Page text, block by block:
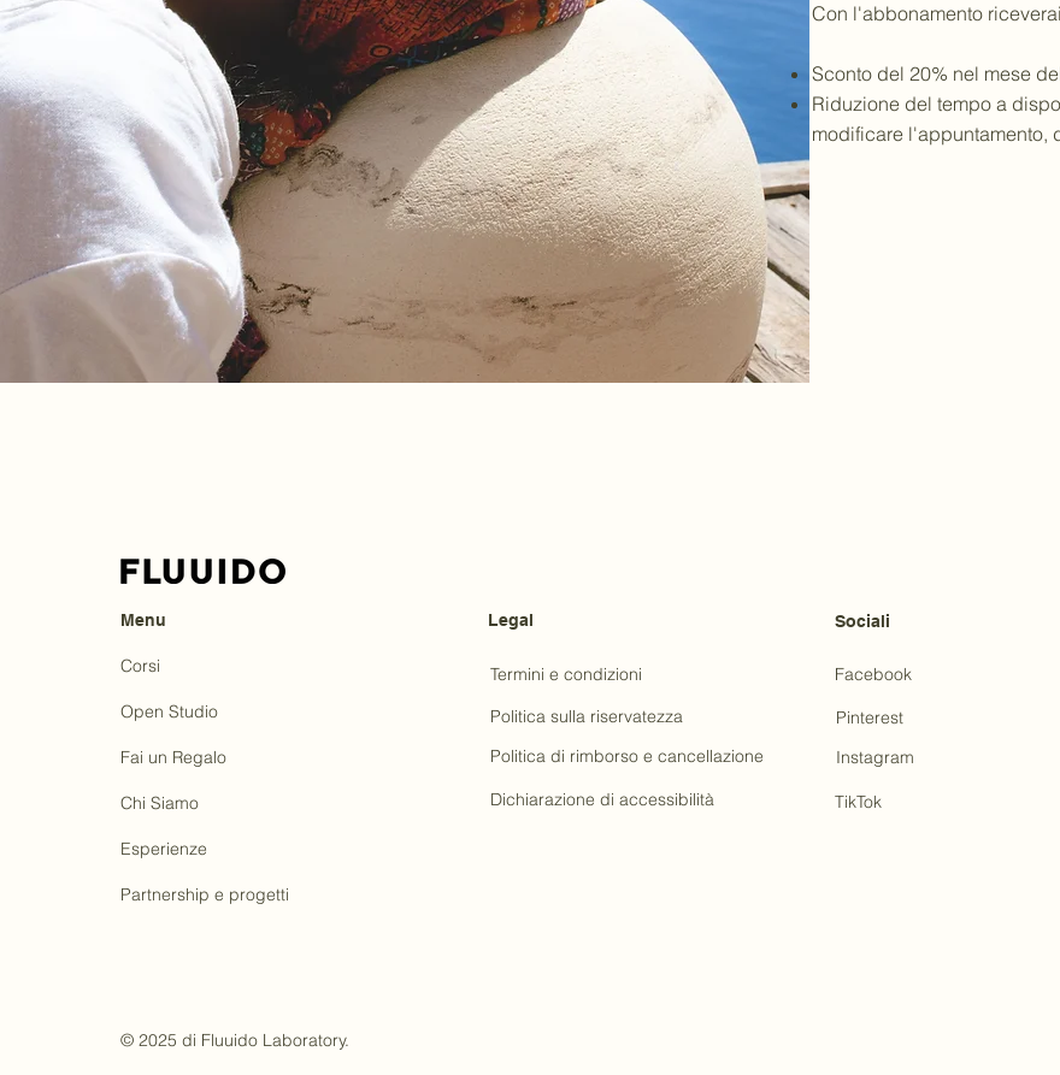
Con l'abbonamento
Sconto del 20% nel mese
Riduzione del tempo a
modificare l'appuntamento,
Menu
Corsi
Open Studio
Fai un Regalo
Chi Siamo
Esperienze
Partnership e progetti
© 2025 di Fluuido Laboratory.
Legal
Termini e condizioni
Politica sulla riservatezza
Politica di rimborso e cancellazione
Dichiarazione di accessibilità
Sociali
Facebook
Pinterest
Instagram
TikTok